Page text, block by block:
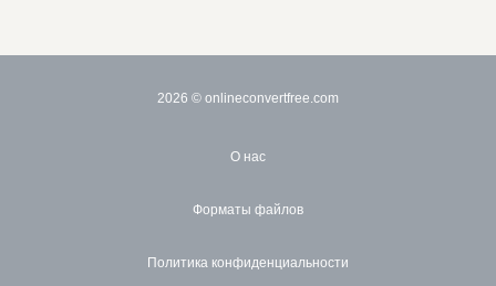
2026 © onlineconvertfree.com
О нас
Форматы файлов
Политика конфиденциальности